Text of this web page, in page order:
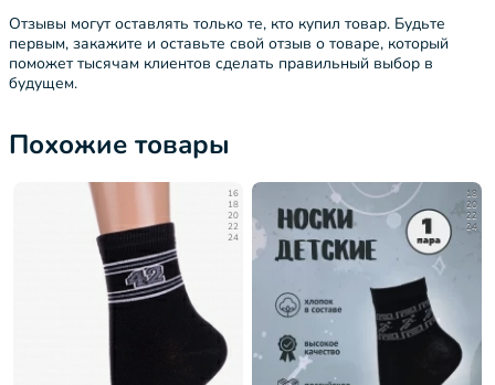
Отзывы могут оставлять только те, кто купил товар. Будьте
первым, закажите и оставьте свой отзыв о товаре, который
поможет тысячам клиентов сделать правильный выбор в
будущем.
Похожие товары
16
18
20
22
24
18
20
22
24